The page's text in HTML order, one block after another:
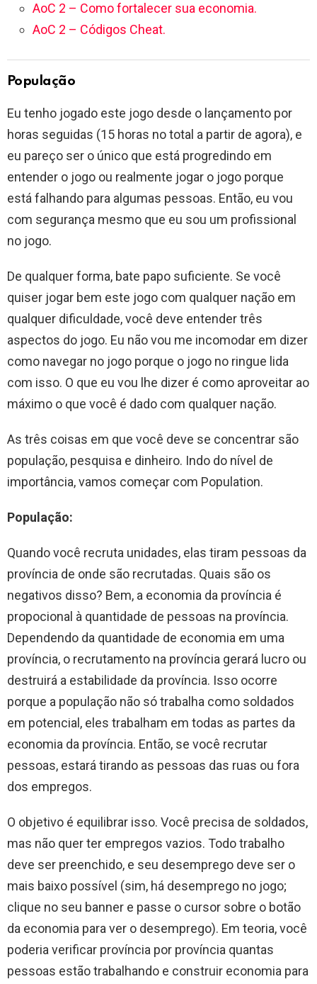
AoC 2 – Como fortalecer sua economia.
AoC 2 – Códigos Cheat.
População
Eu tenho jogado este jogo desde o lançamento por
horas seguidas (15 horas no total a partir de agora), e
eu pareço ser o único que está progredindo em
entender o jogo ou realmente jogar o jogo porque
está falhando para algumas pessoas. Então, eu vou
com segurança mesmo que eu sou um profissional
no jogo.
De qualquer forma, bate papo suficiente. Se você
quiser jogar bem este jogo com qualquer nação em
qualquer dificuldade, você deve entender três
aspectos do jogo. Eu não vou me incomodar em dizer
como navegar no jogo porque o jogo no ringue lida
com isso. O que eu vou lhe dizer é como aproveitar ao
máximo o que você é dado com qualquer nação.
As três coisas em que você deve se concentrar são
população, pesquisa e dinheiro. Indo do nível de
importância, vamos começar com Population.
População:
Quando você recruta unidades, elas tiram pessoas da
província de onde são recrutadas. Quais são os
negativos disso? Bem, a economia da província é
propocional à quantidade de pessoas na província.
Dependendo da quantidade de economia em uma
província, o recrutamento na província gerará lucro ou
destruirá a estabilidade da província. Isso ocorre
porque a população não só trabalha como soldados
em potencial, eles trabalham em todas as partes da
economia da província. Então, se você recrutar
pessoas, estará tirando as pessoas das ruas ou fora
dos empregos.
O objetivo é equilibrar isso. Você precisa de soldados,
mas não quer ter empregos vazios. Todo trabalho
deve ser preenchido, e seu desemprego deve ser o
mais baixo possível (sim, há desemprego no jogo;
clique no seu banner e passe o cursor sobre o botão
da economia para ver o desemprego). Em teoria, você
poderia verificar província por província quantas
pessoas estão trabalhando e construir economia para